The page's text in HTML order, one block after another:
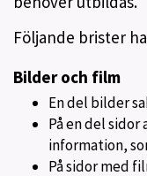
Följande brister
Bilder och film
En del bilder
På en del
information,
På sidor med